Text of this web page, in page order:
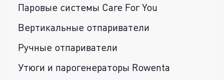
Паровые системы Care For You
Вертикальные отпариватели
Ручные отпариватели
Утюги и парогенераторы Rowenta